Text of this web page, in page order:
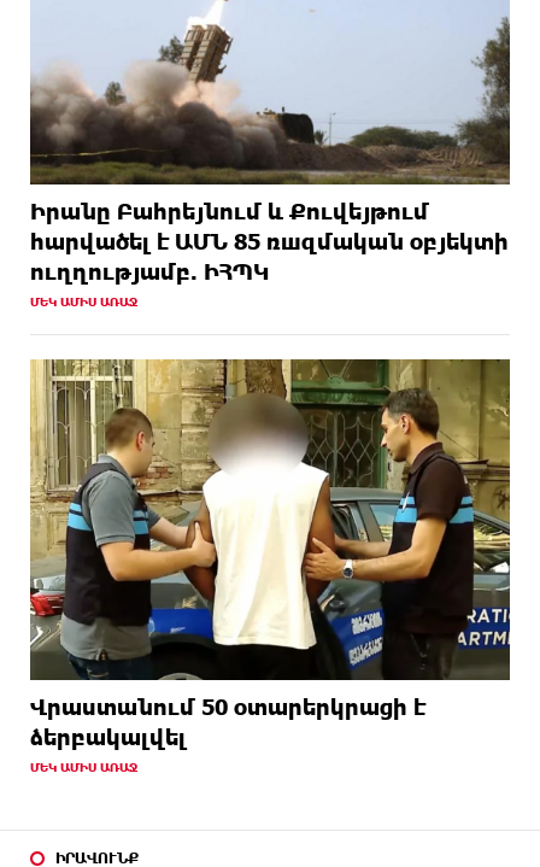
Իրանը Բահրեյնում և Քուվեյթում
hարվածել է ԱՄՆ 85 ռшզմական օբյեկտի
ուղղությամբ. ԻՀՊԿ
ՄԵԿ ԱՄԻՍ ԱՌԱՋ
Վրաստանում 50 օտարերկրացի է
ձերբակալվել
ՄԵԿ ԱՄԻՍ ԱՌԱՋ
ԻՐԱՎՈՒՆՔ